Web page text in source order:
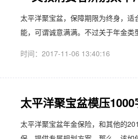
太平洋聚宝盆，保障期限为终身，
能，可谓诚意满满。不过关于年金
时间：2017-11-06 13:40:16
太平洋聚宝盆模压
太平洋聚宝盆年金保险，和其他的